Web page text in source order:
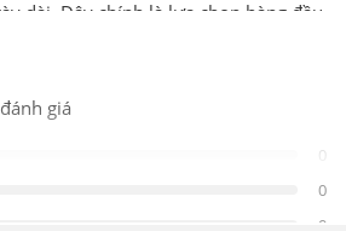
dài. Đây chính là lựa chọn hàng đầu
và chuyên nghiệp muốn khẳng
giá
0
0
0